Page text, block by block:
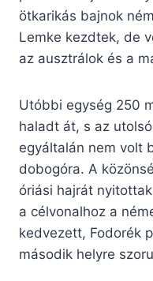
ötkarikás bajnok
Lemke kezdtek, de
az ausztrálok és a
Utóbbi egység 250
haladt át, s az
egyáltalán nem volt
dobogóra. A
óriási hajrát
a célvonalhoz a
kedvezett, Fodorék
második helyre